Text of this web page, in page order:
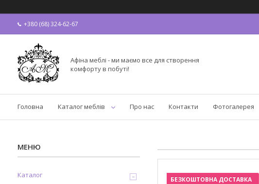
+380 (68) 324-62-67
Афіна меблі - ми маємо все для створення
комфорту в побуті!
Головна Каталог меблів Про нас Контакти Фотогалерея
БЕЗКОШТОВНА ДОСТАВКА
Каталог